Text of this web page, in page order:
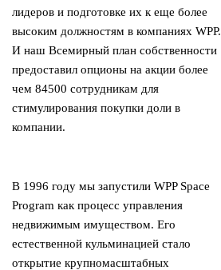
лидеров и подготовке их к еще более
высоким должностям в компаниях WPP.
И наш Всемирный план собственности
предоставил опционы на акции более
чем 84500 сотрудникам для
стимулирования покупки доли в
компании.
В 1996 году мы запустили WPP Space
Program как процесс управления
недвижимым имуществом. Его
естественной кульминацией стало
открытие крупномасштабных